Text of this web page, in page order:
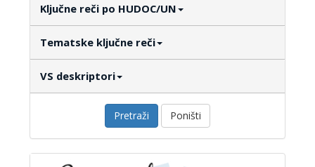
Ključne reči po HUDOC/UN
Tematske ključne reči
VS deskriptori
Pretraži Poništi